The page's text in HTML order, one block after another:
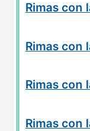
Rimas con
Rimas con
Rimas con
Rimas con